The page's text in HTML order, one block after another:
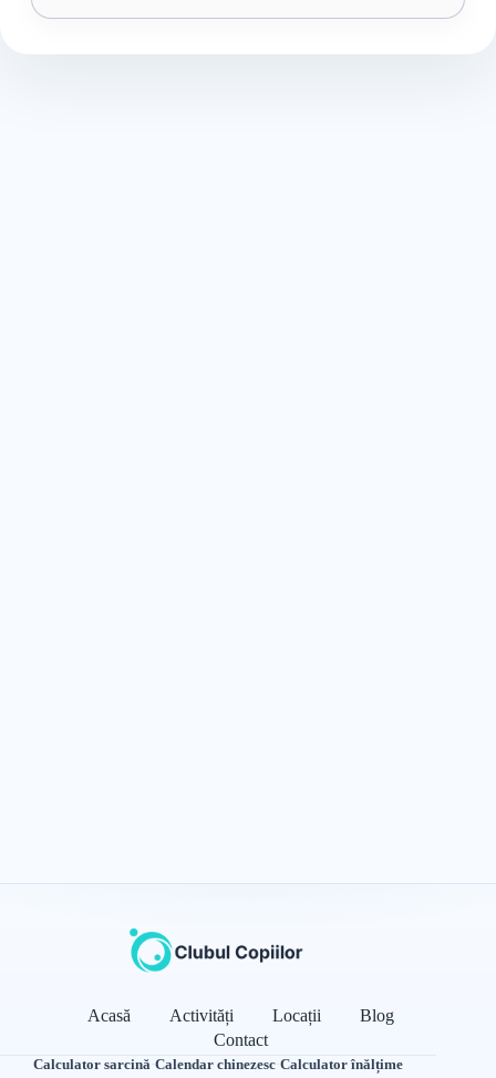
Acasă Activități Locații
Blog
Contact
Calculator sarcină·Calendar chinezesc·Calculator înălțime